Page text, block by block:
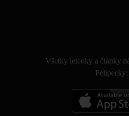
Všetky letenky a články
Pelipecky: